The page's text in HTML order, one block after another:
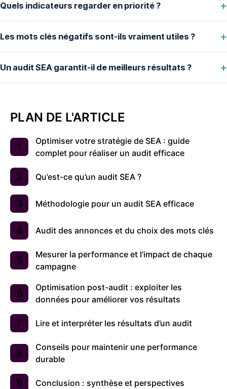
Quels indicateurs regarder en priorité ?
Les mots clés négatifs sont-ils vraiment utiles ?
Un audit SEA garantit-il de meilleurs résultats ?
PLAN DE L'ARTICLE
Optimiser votre stratégie de SEA : guide
complet pour réaliser un audit efficace
Qu’est-ce qu’un audit SEA ?
Méthodologie pour un audit SEA efficace
Audit des annonces et du choix des mots clés
Mesurer la performance et l’impact de chaque
campagne
Optimisation post-audit : exploiter les
données pour améliorer vos résultats
Lire et interpréter les résultats d’un audit
Conseils pour maintenir une performance
durable
Conclusion : synthèse et perspectives